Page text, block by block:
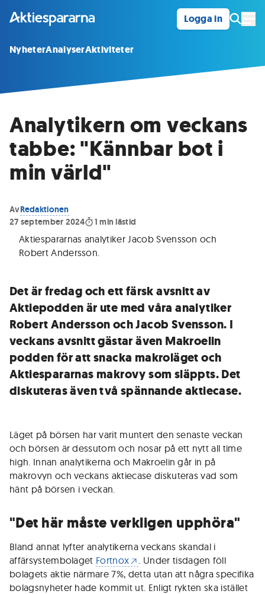
Logga in
NyheterAnalyserAktiviteter
Analytikern om veckans
tabbe: "Kännbar bot i
min värld"
AvRedaktionen
27 september 2024
1 min lästid
Aktiespararnas analytiker Jacob Svensson och
Robert Andersson.
Det är fredag och ett färsk avsnitt av
Aktiepodden är ute med våra analytiker
Robert Andersson och Jacob Svensson. I
veckans avsnitt gästar även Makroelin
podden för att snacka makroläget och
Aktiespararnas makrovy som släppts. Det
diskuteras även två spännande aktiecase.
Läget på börsen har varit muntert den senaste veckan
och börsen är dessutom och nosar på ett nytt all time
high. Innan analytikerna och Makroelin går in på
makrovyn och veckans aktiecase diskuteras vad som
hänt på börsen i veckan.
"Det här måste verkligen upphöra"
Bland annat lyfter analytikerna veckans skandal i
affärsystembolaget Fortnox
. Under tisdagen föll
bolagets aktie närmare 7%, detta utan att några specifika
bolagsnyheter hade kommit ut. Enligt rykten ska istället